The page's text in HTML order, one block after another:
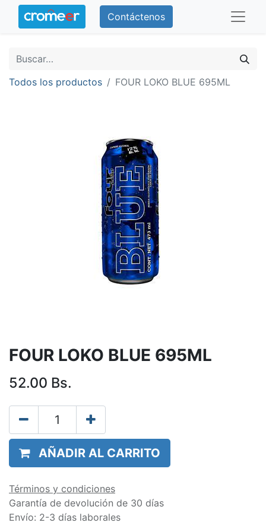
Contáctenos
Todos los productos FOUR LOKO BLUE 695ML
FOUR LOKO BLUE 695ML
52.00 Bs.
AÑADIR AL CARRITO
Términos y condiciones
Garantía de devolución de 30 días
Envío: 2-3 días laborales